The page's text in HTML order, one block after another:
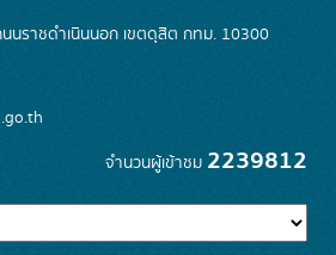
นราชดำเนินนอก เขตดุสิต กทม. 10300
จำนวนผู้เข้าชม 2239812